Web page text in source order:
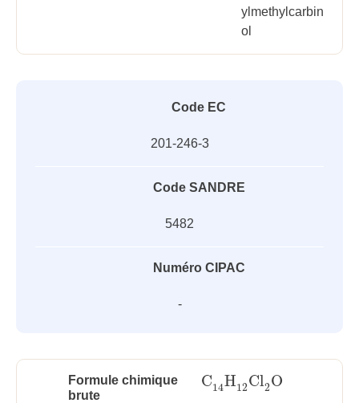
ylmethylcarbin
ol
Code EC
201-246-3
Code SANDRE
5482
Numéro CIPAC
-
Formule chimique
brute
C14H12Cl2O
C14H12Cl2O